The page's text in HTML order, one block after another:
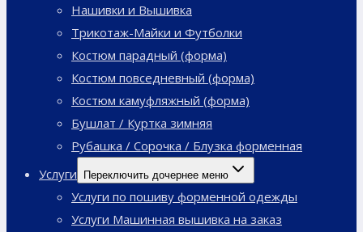
Нашивки и Вышивка
Трикотаж-Майки и Футболки
Костюм парадный (форма)
Костюм повседневный (форма)
Костюм камуфляжный (форма)
Бушлат / Куртка зимняя
Рубашка / Сорочка / Блузка форменная
Услуги
Переключить дочернее меню
Услуги по пошиву форменной одежды
Услуги Машинная вышивка на заказ